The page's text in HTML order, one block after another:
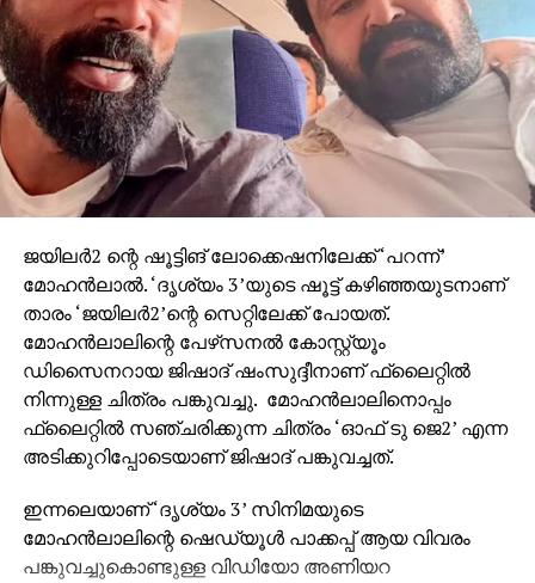
ജയിലര്‍2 ന്റെ ഷൂട്ടിങ് ലോക്കെഷനിലേക്ക് ‘പറന്ന്’
മോഹന്‍ലാല്‍. ‘ദൃശ്യം 3’യുടെ ഷൂട്ട് കഴിഞ്ഞയുടനാണ്
താരം ‘ജയിലര്‍2’ന്റെ സെറ്റിലേക്ക് പോയത്.
മോഹന്‍ലാലിന്റെ പേഴ്‌സനല്‍ കോസ്റ്റ്യൂം
ഡിസൈനറായ ജിഷാദ് ഷംസുദ്ദീനാണ് ഫ്‌ലൈറ്റില്‍
നിന്നുള്ള ചിത്രം പങ്കുവച്ചു. മോഹന്‍ലാലിനൊപ്പം
ഫ്‌ലൈറ്റില്‍ സഞ്ചരിക്കുന്ന ചിത്രം ‘ഓഫ് ടു ജെ2’ എന്ന
അടിക്കുറിപ്പോടെയാണ് ജിഷാദ് പങ്കുവച്ചത്.
ഇന്നലെയാണ് ‘ദൃശ്യം 3’ സിനിമയുടെ
മോഹന്‍ലാലിന്റെ ഷെഡ്യൂള്‍ പാക്കപ്പ് ആയ വിവരം
പങ്കുവച്ചുകൊണ്ടുള്ള വിഡിയോ അണിയറ